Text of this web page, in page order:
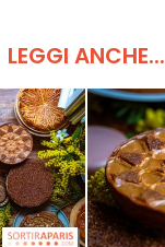
LEGGI ANCHE...